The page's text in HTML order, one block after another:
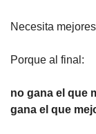
Necesita
Porque al final:
no gana el que
gana el que